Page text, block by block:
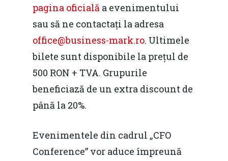
pagina oficială a evenimentului
sau să ne contactați la adresa
office@business-mark.ro. Ultimele
bilete sunt disponibile la prețul de
500 RON + TVA. Grupurile
beneficiază de un extra discount de
până la 20%.
Evenimentele din cadrul „CFO
Conference” vor aduce împreună
IMM
Redresare vs.
Fiscalitate pentru o
Martie 2016
Decembrie 2015
Agribusiness
Energia
Piața gazelor naturale:
predictibilitate,
concurență.
Daniel Apostol
Email: